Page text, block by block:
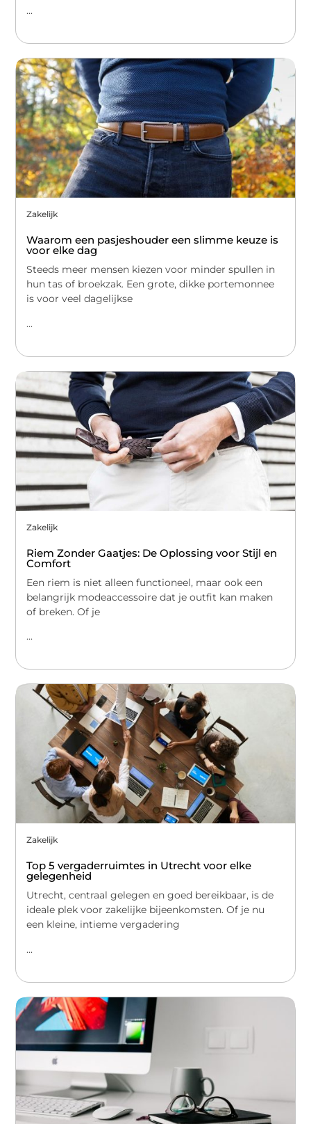
...
Zakelijk
Waarom een pasjeshouder een slimme keuze is
voor elke dag
Steeds meer mensen kiezen voor minder spullen in
hun tas of broekzak. Een grote, dikke portemonnee
is voor veel dagelijkse
...
Zakelijk
Riem Zonder Gaatjes: De Oplossing voor Stijl en
Comfort
Een riem is niet alleen functioneel, maar ook een
belangrijk modeaccessoire dat je outfit kan maken
of breken. Of je
...
Zakelijk
Top 5 vergaderruimtes in Utrecht voor elke
gelegenheid
Utrecht, centraal gelegen en goed bereikbaar, is de
ideale plek voor zakelijke bijeenkomsten. Of je nu
een kleine, intieme vergadering
...